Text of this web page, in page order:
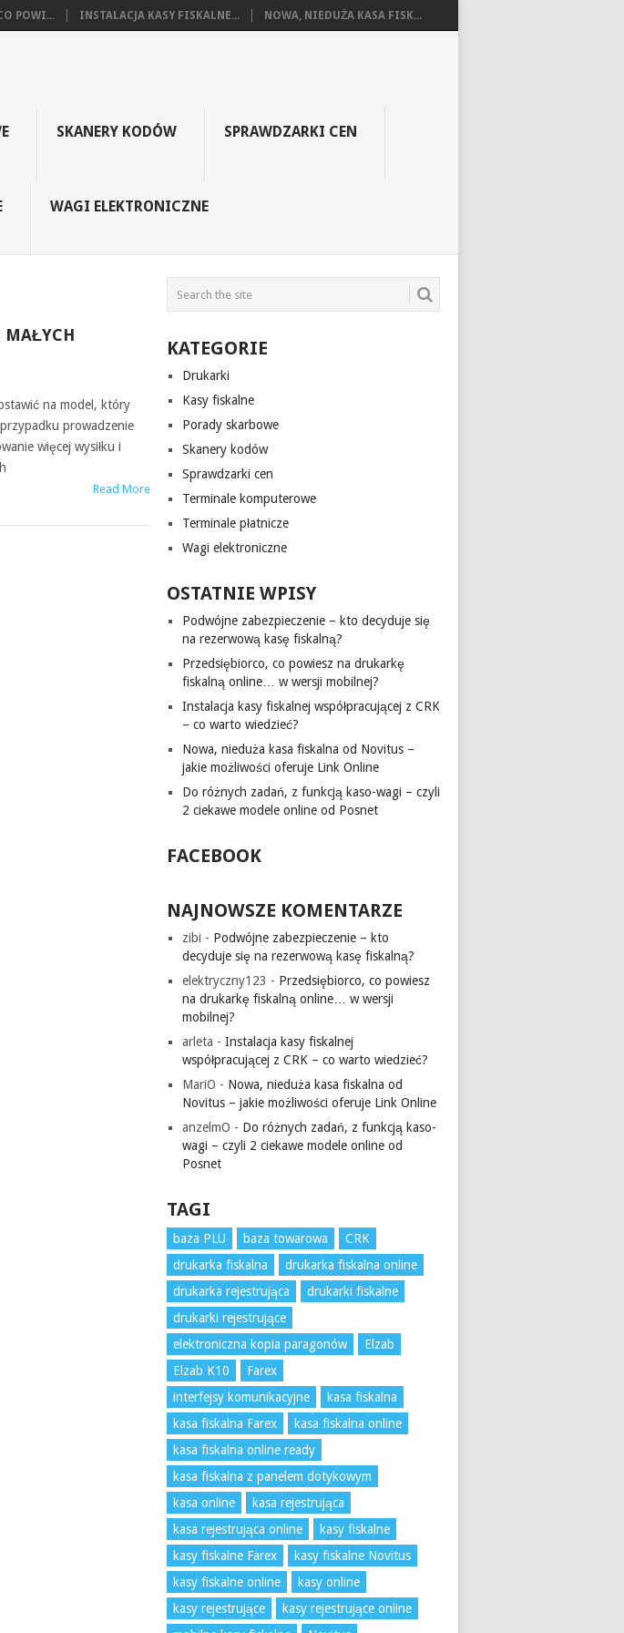
POWI... INSTALACJA KASY FISKALNE... NOWA, NIEDUŻA KASA FISK...
SKANERY KODÓW SPRAWDZARKI CEN
WAGI ELEKTRONICZNE
na model, który
prowadzenie
więcej wysiłku i
Read More
KATEGORIE
Drukarki
Kasy fiskalne
Porady skarbowe
Skanery kodów
Sprawdzarki cen
Terminale komputerowe
Terminale płatnicze
Wagi elektroniczne
OSTATNIE WPISY
Podwójne zabezpieczenie – kto decyduje się
na rezerwową kasę fiskalną?
Przedsiębiorco, co powiesz na drukarkę
fiskalną online… w wersji mobilnej?
Instalacja kasy fiskalnej współpracującej z CRK
– co warto wiedzieć?
Nowa, nieduża kasa fiskalna od Novitus –
jakie możliwości oferuje Link Online
Do różnych zadań, z funkcją kaso-wagi – czyli
2 ciekawe modele online od Posnet
FACEBOOK
NAJNOWSZE KOMENTARZE
zibi - Podwójne zabezpieczenie – kto
decyduje się na rezerwową kasę fiskalną?
elektryczny123 - Przedsiębiorco, co powiesz
na drukarkę fiskalną online… w wersji
mobilnej?
arleta - Instalacja kasy fiskalnej
współpracującej z CRK – co warto wiedzieć?
MariO - Nowa, nieduża kasa fiskalna od
Novitus – jakie możliwości oferuje Link Online
anzelmO - Do różnych zadań, z funkcją kaso-
wagi – czyli 2 ciekawe modele online od
Posnet
TAGI
baza PLU baza towarowa
CRK
drukarka fiskalna
drukarka fiskalna online
drukarka rejestrująca
drukarki fiskalne
drukarki rejestrujące
elektroniczna kopia paragonów
Elzab
Elzab K10
Farex
interfejsy komunikacyjne
kasa fiskalna
kasa fiskalna Farex
kasa fiskalna online
kasa fiskalna online ready
kasa fiskalna z panelem dotykowym
kasa online
kasa rejestrująca
kasa rejestrująca online
kasy fiskalne
kasy fiskalne Farex
kasy fiskalne Novitus
kasy fiskalne online
kasy online
kasy rejestrujące
kasy rejestrujące online